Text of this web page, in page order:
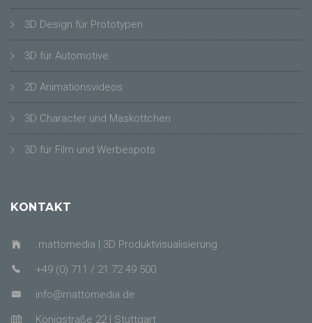
3D Design für Prototypen
3D für Automotive
2D Animationsvideos
3D Character und Maskottchen
3D für Film und Werbespots
KONTAKT
.mattomedia | 3D Produktvisualisierung
+49 (0) 711 / 21 72 49 500
info@mattomedia.de
Königstraße 22 | Stuttgart